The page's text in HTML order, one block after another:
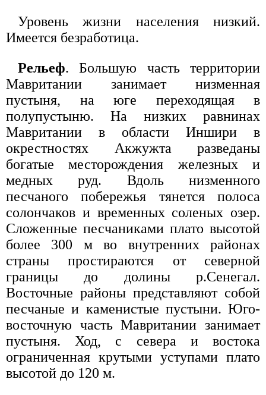
Уровень жизни населения низкий.
Имеется безработица.
Рельеф. Бoльшую часть территории
Мавритании занимает низменная
пустыня, на юге переходящая в
полупустыню. На низких равнинах
Мавритании в области Иншири в
окрестностях Акжужта разведаны
богатые месторождения железных и
медных руд. Вдоль низменного
песчаного побережья тянется полоса
солончаков и временных соленых озер.
Сложенные песчаниками плато высотой
более 300 м во внутренних районах
страны простираются от северной
границы до долины р.Сенегал.
Восточные районы представляют собой
песчаные и каменистые пустыни. Юго-
восточную часть Мавритании занимает
пустыня. Ход, с севера и востока
ограниченная крутыми уступами плато
высотой до 120 м.